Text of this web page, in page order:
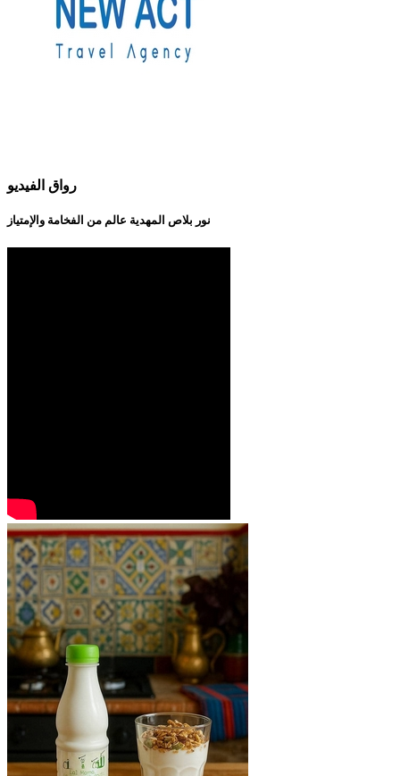
رواق الفيديو
نور بلاص المهدية عالم من الفخامة والإمتياز